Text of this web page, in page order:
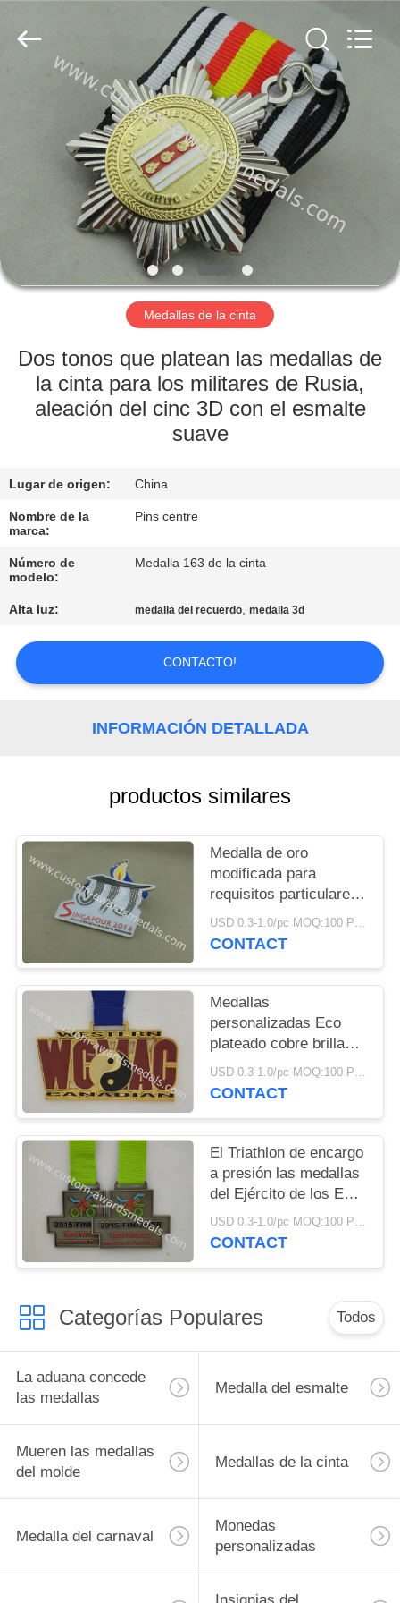
HOGAR
PRODUCTOS
SOBRE
NOSOTROS
VIAJE
LA
FÁBRICA
CALIDAD
ÉNTRENOS
EN
CONTACTO
CON
DEL
SITIO
PRIVACY
POLICY
Rights
Reserved.
Medallas de la cinta
Dos tonos que platean las medallas de
la cinta para los militares de Rusia,
aleación del cinc 3D con el esmalte
suave
Lugar de origen: China
Nombre de la
marca:
Pins centre
Número de
modelo:
Medalla 163 de la cinta
Alta luz: medalla del recuerdo,medalla 3d
CONTACTO!
INFORMACIÓN DETALLADA
productos similares
Medalla de oro
modificada para
requisitos particulares
con la cinta para de
grueso del deporte/del
USD 0.3-1.0/pc MOQ:100 PC por diseño
CONTACT
Medallas
personalizadas Eco
plateado cobre brillante
de la cinta de la
transferencia de calor
USD 0.3-1.0/pc MOQ:100 PC por diseño
CONTACT
El Triathlon de encargo
a presión las medallas
del Ejército de los EE.
UU. de la fundición,
acolladores suaves de
USD 0.3-1.0/pc MOQ:100 PC por diseño
CONTACT
Categorías Populares Todos
La aduana concede
las medallas
Medalla del esmalte
Mueren las medallas
del molde
Medallas de la cinta
Medalla del carnaval
Monedas
personalizadas